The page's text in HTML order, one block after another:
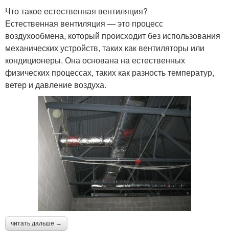
Что такое естественная вентиляция?
Естественная вентиляция — это процесс
воздухообмена, который происходит без использования
механических устройств, таких как вентиляторы или
кондиционеры. Она основана на естественных
физических процессах, таких как разность температур,
ветер и давление воздуха.
читать дальше →